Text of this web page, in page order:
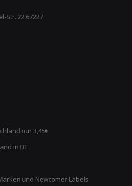
Str. 22 67227
nur 3,45€
in DE
und Newcomer-Labels